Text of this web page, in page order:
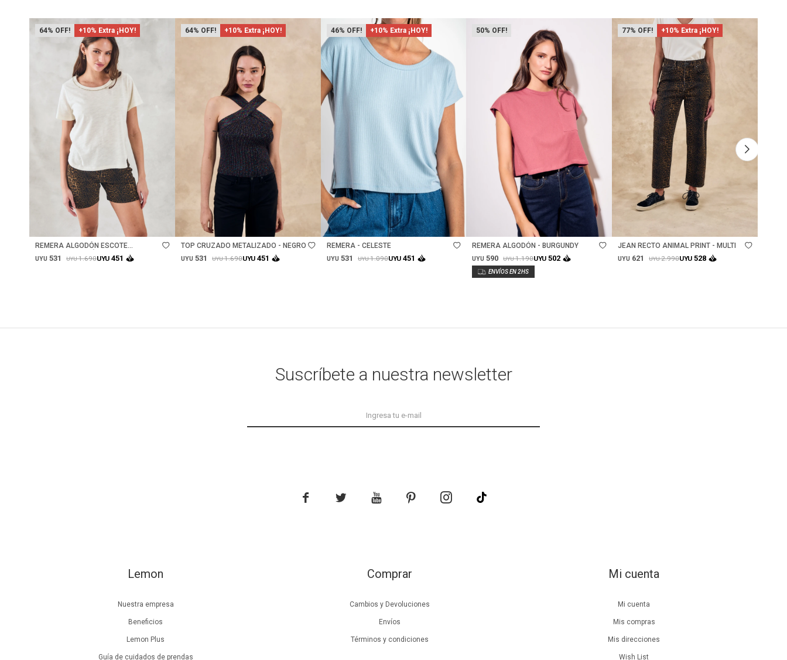
64 +10% Extra ¡HOY!
REMERA ALGODÓN ESCOTE
METALIZADO - NÁCAR
UYU 531 UYU1.690UYU 451
64 +10% Extra ¡HOY!
Talle
TOP CRUZADO METALIZADO - NEGRO
UYU 531 UYU1.690UYU 451
46 +10% Extra ¡HOY!
Talle
REMERA - CELESTE
UYU 531 UYU1.090UYU 451
50
REMERA ALGODÓN - BURGUNDY
UYU 590 UYU1.190UYU 502
77 +10% Extra ¡HOY!
JEAN RECTO ANIMAL PRINT - MULTI
UYU 621 UYU2.990UYU 528
Lemon
Nuestra empresa
Beneficios
Lemon Plus
Guía de cuidados de prendas
Comprar
Cambios y Devoluciones
Envíos
Términos y condiciones
Mi cuenta
Mi cuenta
Mis compras
Mis direcciones
Wish List
Suscríbete a nuestra newsletter
    